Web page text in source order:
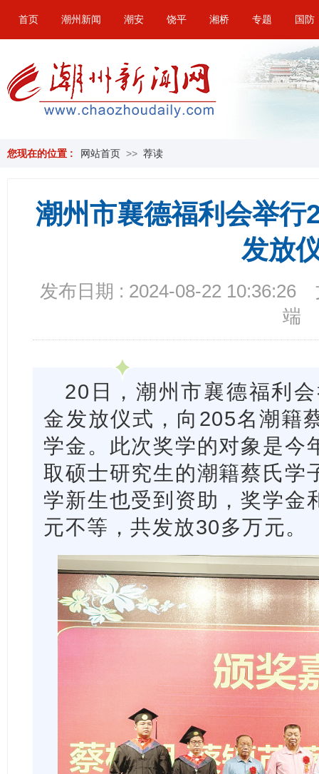
首页 潮州新闻 潮安 饶平 湘桥 专题 国防
您现在的位置 : 网站首页 >> 荐读
潮州市襄德福利会举行
发放
发布日期 : 2024-08-22 10:36:26
端
20日，潮州市襄德福利
金发放仪式，向205名潮籍
学金。此次奖学的对象是今
取硕士研究生的潮籍蔡氏学
学新生也受到资助，奖学金
元不等，共发放30多万元。